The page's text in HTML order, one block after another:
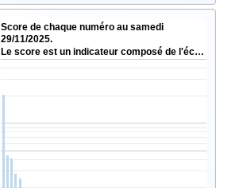
Score de chaque numéro au samedi
29/11/2025.
Le score est un indicateur composé de l'éc…